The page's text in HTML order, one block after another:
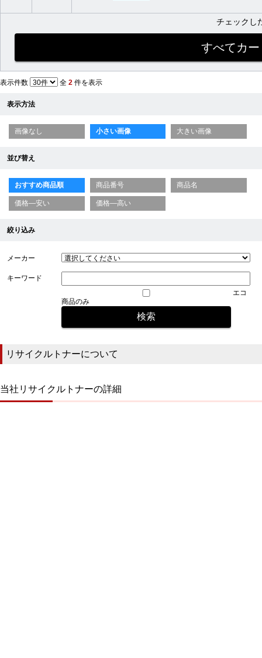
チェックし
表示件数 全 2 件を表示
表示方法
画像なし 小さい画像 大きい画像
並び替え
おすすめ商品順 商品番号 商品名
価格—安い 価格—高い
絞り込み
メーカー
キーワード
エコ
商品のみ
リサイクルトナーについて
当社リサイクルトナーの詳細